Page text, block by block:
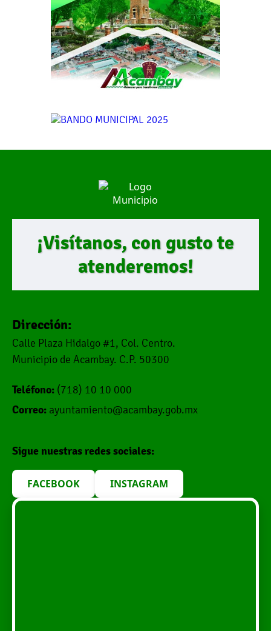
¡Visítanos, con gusto te
atenderemos!
Dirección:
Calle Plaza Hidalgo #1, Col. Centro.
Municipio de Acambay. C.P. 50300
Teléfono: (718) 10 10 000
Correo: ayuntamiento@acambay.gob.mx
Sigue nuestras redes sociales:
FACEBOOK INSTAGRAM